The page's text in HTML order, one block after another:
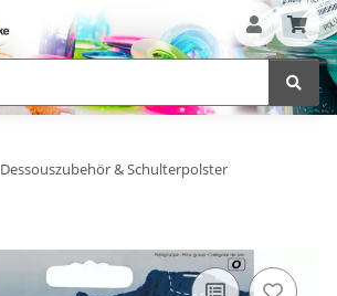
Dessouszubehör & Schulterpolster